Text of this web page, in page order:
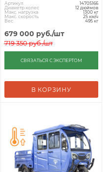
Артикул 14705166
Диаметр колес 12 дюймов
Макс. нагрузка 1300 кг
Макс. скорость 25 км/ч
Вес 495 кг
679 000 руб./шт
719 350руб./шт
СВЯЗАТЬСЯ С ЭКСПЕРТОМ
В КОРЗИНУ